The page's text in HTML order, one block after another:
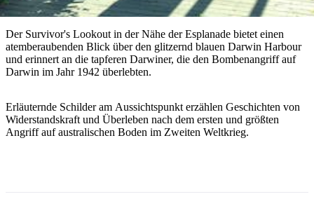
Suche:
Der Survivor's Lookout in der Nähe der Esplanade bietet einen
atemberaubenden Blick über den glitzernd blauen Darwin Harbour
und erinnert an die tapferen Darwiner, die den Bombenangriff auf
Darwin im Jahr 1942 überlebten.
Erläuternde Schilder am Aussichtspunkt erzählen Geschichten von
Widerstandskraft und Überleben nach dem ersten und größten
Angriff auf australischen Boden im Zweiten Weltkrieg.